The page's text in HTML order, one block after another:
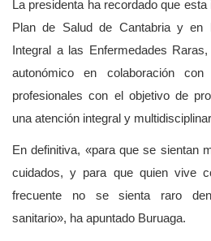
La presidenta ha recordado que
Plan de Salud de Cantabria y en
Integral a las Enfermedades
autonómico en colaboración
profesionales con el objetivo de
una atención integral y
En definitiva, «para que se sientan
cuidados, y para que quien vive
frecuente no se sienta raro
sanitario», ha apuntado Buruaga.